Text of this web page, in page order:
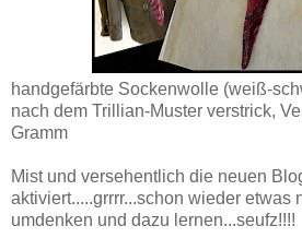
handgefärbte Sockenwolle (weiß-
nach dem Trillian-Muster verstrick,
Gramm
Mist und versehentlich die neuen
aktiviert.....grrrr...schon wieder etwas
umdenken und dazu lernen...seufz!!!!